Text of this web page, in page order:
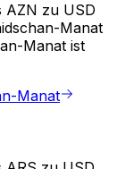
AZN zu USD
Manat
Manat ist
Manat